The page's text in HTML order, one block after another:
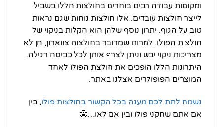
ומקומות עבודה רבים בוחרים בחולצות הללו בשביל
לייצר חולצות עובדים. אלו חולצות נוחות שגם נראות
טוב על הגוף. יתרון נוסף שלהן הוא הקלות בניקוי של
חולצות הפולו. למרות שמדובר בחולצות צווארון, הן לא
מצריכות ניקוי יבש וניתן לצרף אותן לכל כביסה רגילה.
היתרונות הללו הופכים את חולצת הפולו לאחד
המוצרים הפופולרים אצלנו באתר.
נשמח לתת לכם מענה בכל הקשור בחולצות פולו, בין
אם אתם שחקני פולו ובין אם לאו…🤓